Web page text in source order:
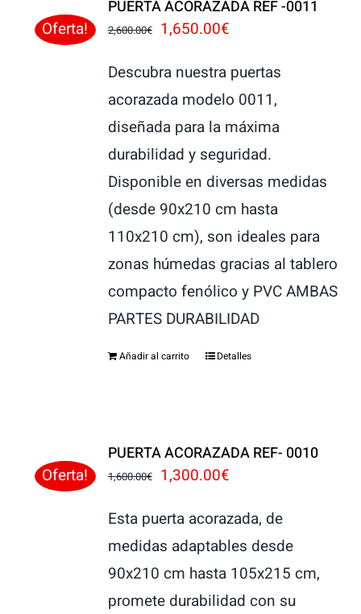
Oferta!
PUERTA ACORAZADA REF -0011
2,600.00€
El
original
era:
2,600.00€.
1,650.00€El
actual
es:
1,650.00€.
Descubra nuestra puertas
acorazada modelo 0011,
diseñada para la máxima
durabilidad y seguridad.
Disponible en diversas medidas
(desde 90x210 cm hasta
110x210 cm), son ideales para
zonas húmedas gracias al tablero
compacto fenólico y PVC AMBAS
PARTES DURABILIDAD
Añadir al carrito Detalles
Oferta!
PUERTA ACORAZADA REF- 0010
1,600.00€
El
original
era:
1,600.00€.
1,300.00€El
actual
es:
1,300.00€.
Esta puerta acorazada, de
medidas adaptables desde
90x210 cm hasta 105x215 cm,
promete durabilidad con su